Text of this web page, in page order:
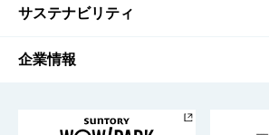
商品発売情報
栄養成分一覧
キャンペーン
工場見学
文化・スポーツTOP
サントリーホール
サステナビリティ
サステナビリティTOP
企業情報